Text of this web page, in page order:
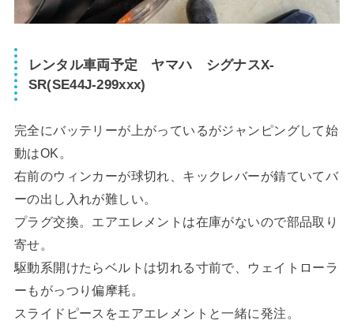
レンタル車両予定 ヤマハ シグナスX-
SR(SE44J-299xxx)
完全にバッテリーが上がっているがジャンピングして始
動はOK。
右前のウィンカーが球切れ、キックレバーが錆ていてバ
ーの出し入れが難しい。
プラグ交換。エアエレメントは在庫がないので部品取り
寄せ。
駆動系開けたらベルトは切れる寸前で、ウェイトローラ
ーもがっつり偏摩耗。
スライドピースをエアエレメントと一緒に発注。